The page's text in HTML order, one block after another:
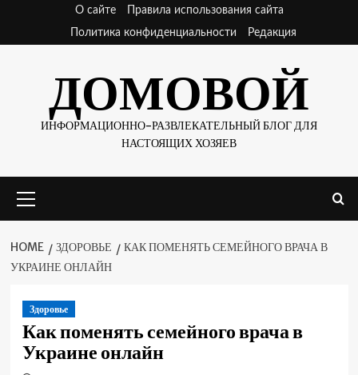
content
О сайте
Правила использования сайта
Политика конфиденциальности
Редакция
ДОМОВОЙ
ИНФОРМАЦИОННО-РАЗВЛЕКАТЕЛЬНЫЙ БЛОГ ДЛЯ
НАСТОЯЩИХ ХОЗЯЕВ
Menu
HOME ЗДОРОВЬЕ
КАК ПОМЕНЯТЬ СЕМЕЙНОГО ВРАЧА В
УКРАИНЕ ОНЛАЙН
Здоровье
Как поменять семейного врача в
Украине онлайн